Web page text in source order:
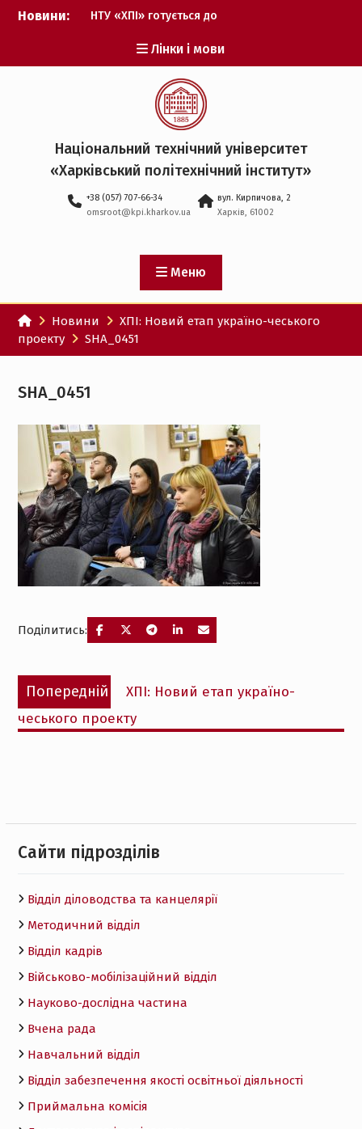
Перейти
Новини:
НТУ «ХПІ» готується до
Музичні таланти ХПІ
запрошуються на
Всеукраїнський
фестиваль «Червона
рута – 2027»
ХПІ уклав угоду про
партнерство з ДержНДІ
технологій кібербезпеки
Головнокомандувачем
Збройних Сил України
участю ХПІ обговорили
перспективи українсько-
іспанського
технологічного
партнерства
Лінки і мови
Національний технічний університет
«Харківський політехнічний iнститут»
+38 (057) 707-66-34
omsroot@kpi.kharkov.ua
вул. Кирпичова, 2
Харків, 61002
Меню
Новини
ХПІ: Новий етап україно-чеського
проекту
SHA_0451
SHA_0451
Поділитись:
Навігація
записів
Попередній
Попередній
запис:
ХПІ: Новий етап україно-
чеського проекту
Cайти підрозділів
Відділ діловодства та канцелярії
Методичний відділ
Відділ кадрів
Військово-мобілізаційний відділ
Науково-дослідна частина
Вчена рада
Навчальний відділ
Відділ забезпечення якості освітньої діяльності
Приймальна комісія